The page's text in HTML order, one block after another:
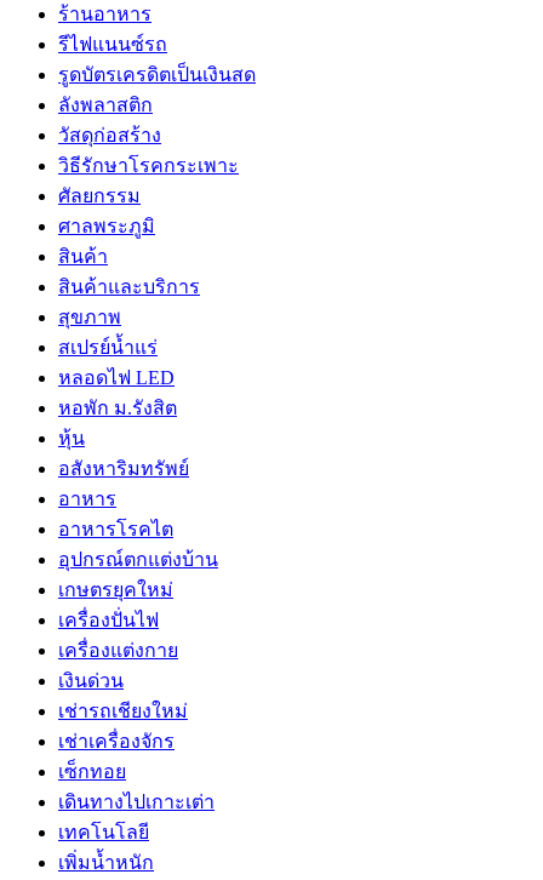
ร้านอาหาร
รีไฟแนนซ์รถ
รูดบัตรเครดิตเป็นเงินสด
ลังพลาสติก
วัสดุก่อสร้าง
วิธีรักษาโรคกระเพาะ
ศัลยกรรม
ศาลพระภูมิ
สินค้า
สินค้าและบริการ
สุขภาพ
สเปรย์น้ำแร่
หลอดไฟ LED
หอพัก ม.รังสิต
หุ้น
อสังหาริมทรัพย์
อาหาร
อาหารโรคไต
อุปกรณ์ตกแต่งบ้าน
เกษตรยุคใหม่
เครื่องปั่นไฟ
เครื่องแต่งกาย
เงินด่วน
เช่ารถเชียงใหม่
เช่าเครื่องจักร
เซ็กทอย
เดินทางไปเกาะเต่า
เทคโนโลยี
เพิ่มน้ำหนัก